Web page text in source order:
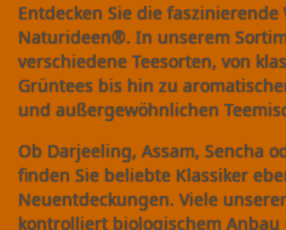
Entdecken Sie die faszinierende
Naturideen®. In unserem
verschiedene Teesorten, von
Grüntees bis hin zu
und außergewöhnlichen
Ob Darjeeling, Assam, Sencha
finden Sie beliebte Klassiker
Neuentdeckungen. Viele
kontrolliert biologischem